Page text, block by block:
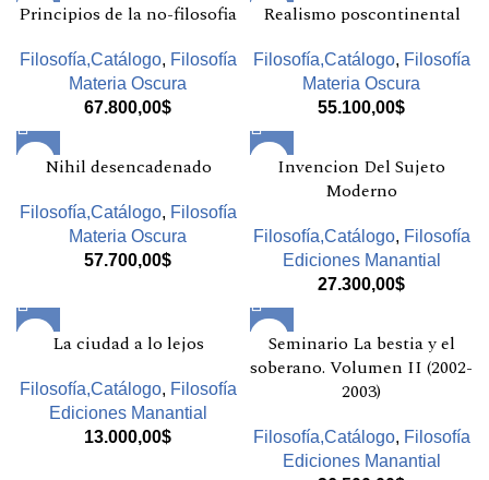
Principios de la no-filosofia
Filosofía,Catálogo, Filosofía
Materia Oscura
67.800,00$
Realismo poscontinental
Filosofía,Catálogo, Filosofía
Materia Oscura
55.100,00$
Nihil desencadenado
Filosofía,Catálogo, Filosofía
Materia Oscura
57.700,00$
Invencion Del Sujeto
Moderno
Filosofía,Catálogo, Filosofía
Ediciones Manantial
27.300,00$
La ciudad a lo lejos
Filosofía,Catálogo, Filosofía
Ediciones Manantial
13.000,00$
Seminario La bestia y el
soberano. Volumen II (2002-
2003)
Filosofía,Catálogo, Filosofía
Ediciones Manantial